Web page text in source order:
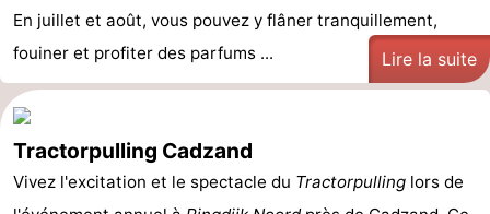
En juillet et août, vous pouvez y flâner tranquillement,
fouiner et profiter des parfums ...
Lire la suite
Tractorpulling Cadzand
Vivez l'excitation et le spectacle du Tractorpulling lors de